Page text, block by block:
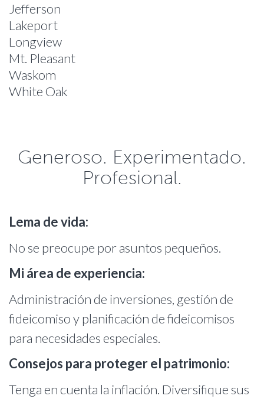
Jefferson
Lakeport
Longview
Mt. Pleasant
Waskom
White Oak
Generoso. Experimentado.
Profesional.
Lema de vida:
No se preocupe por asuntos pequeños.
Mi área de experiencia:
Administración de inversiones, gestión de
fideicomiso y planificación de fideicomisos
para necesidades especiales.
Consejos para proteger el patrimonio:
Tenga en cuenta la inflación. Diversifique sus